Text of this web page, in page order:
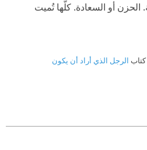
أو السعادة. كلُّها تُميت
الرجل الذي أراد أن يكون